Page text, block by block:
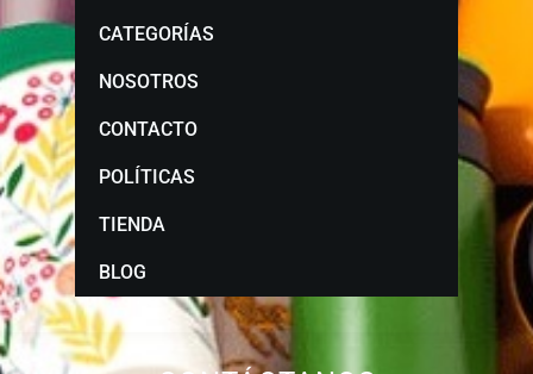
CATEGORÍAS
NOSOTROS
CONTACTO
POLÍTICAS
TIENDA
BLOG